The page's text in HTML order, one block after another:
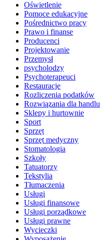
Oświetlenie
Pomoce edukacyjne
Pośrednictwo pracy
Prawo i finanse
Producenci
Projektowanie
Przemysł
psycholodzy
Psychoterapeuci
Restauracje
Rozliczenia podatków
Rozwiązania dla handlu
Sklepy i hurtownie
Sport
Sprzęt
Sprzęt medyczny
Stomatologia
Szkoły
Tatuatorzy
Tekstylia
Tłumaczenia
Usługi
Usługi finansowe
Usługi porządkowe
Usługi prawne
Wycieczki